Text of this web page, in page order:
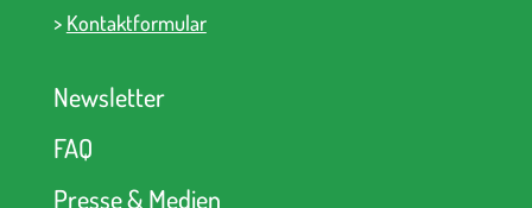
> Kontaktformular
Newsletter
FAQ
Presse & Medien